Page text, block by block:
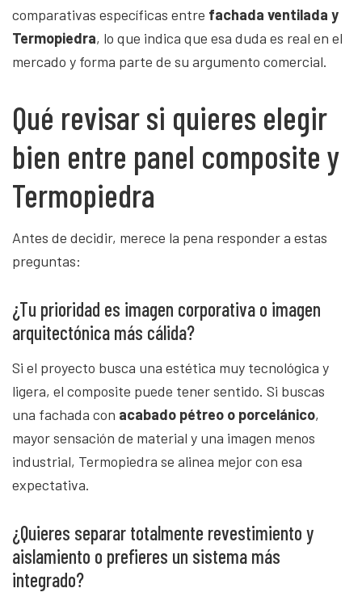
comparativas específicas entre fachada ventilada y
Termopiedra, lo que indica que esa duda es real en el
mercado y forma parte de su argumento comercial.
Qué revisar si quieres elegir
bien entre panel composite y
Termopiedra
Antes de decidir, merece la pena responder a estas
preguntas:
¿Tu prioridad es imagen corporativa o imagen
arquitectónica más cálida?
Si el proyecto busca una estética muy tecnológica y
ligera, el composite puede tener sentido. Si buscas
una fachada con acabado pétreo o porcelánico,
mayor sensación de material y una imagen menos
industrial, Termopiedra se alinea mejor con esa
expectativa.
¿Quieres separar totalmente revestimiento y
aislamiento o prefieres un sistema más
integrado?